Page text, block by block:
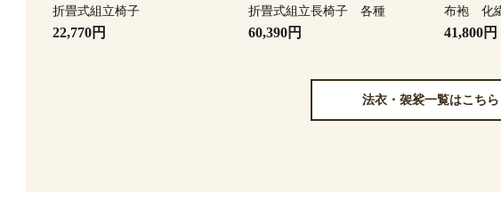
折畳式組立椅子
22,770円
折畳式組立長椅子 各種
60,390円
布袍 化
41,800円
法衣・袈裟一覧はこちら